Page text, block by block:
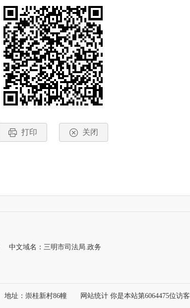
打印 关闭
中文域名：三明市司法局.政务
地址：崇桂新村86幢 网站统计 你是本站第6064475位访客